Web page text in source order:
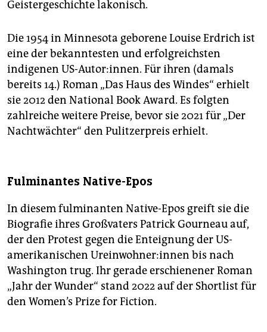
Geistergeschichte lakonisch.
Die 1954 in Minnesota geborene Louise Erdrich ist
eine der bekanntesten und erfolgreichsten
indigenen US-Autor:innen. Für ihren (damals
bereits 14.) Roman „Das Haus des Windes“ erhielt
sie 2012 den National Book Award. Es folgten
zahlreiche weitere Preise, bevor sie 2021 für „Der
Nachtwächter“ den Pulitzerpreis erhielt.
Fulminantes Native-Epos
In diesem fulminanten Native-Epos greift sie die
Biografie ihres Großvaters Patrick Gourneau auf,
der den Protest gegen die Enteignung der US-
amerikanischen Ur­ein­woh­ne­r:in­nen bis nach
Washington trug. Ihr gerade erschienener Roman
„Jahr der Wunder“ stand 2022 auf der Shortlist für
den Women’s Prize for Fiction.